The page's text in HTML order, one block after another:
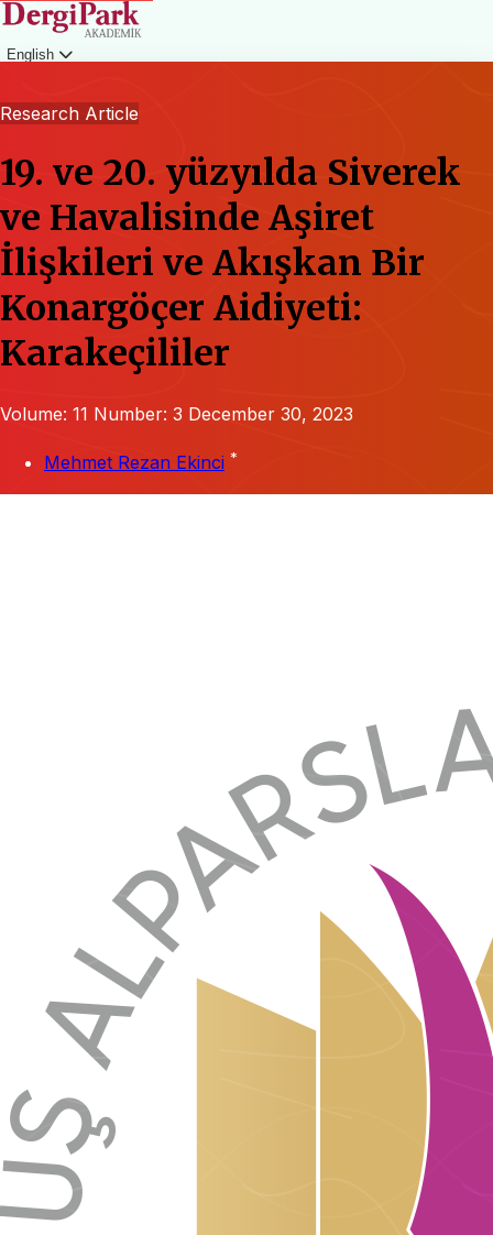
English
Research Article
19. ve 20. yüzyılda Siverek
ve Havalisinde Aşiret
İlişkileri ve Akışkan Bir
Konargöçer Aidiyeti:
Karakeçililer
Volume: 11 Number: 3 December 30, 2023
Mehmet Rezan Ekinci *